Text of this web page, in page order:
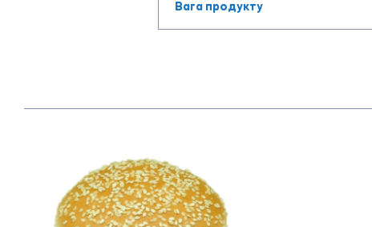
Вага продукту